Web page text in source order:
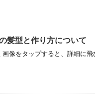
髪型と作り方について
画像をタップすると、詳細に